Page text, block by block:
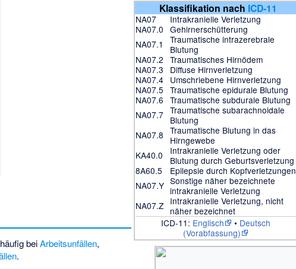
Klassifikation nach ICD-11
NA07
Intrakranielle Verletzung
NA07.0 Gehirnerschütterung
NA07.1
Traumatische intrazerebrale
Blutung
NA07.2 Traumatisches Hirnödem
NA07.3
Diffuse Hirnverletzung
NA07.4
Umschriebene Hirnverletzung
NA07.5 Traumatische epidurale Blutung
NA07.6 Traumatische subdurale Blutung
NA07.7 Traumatische subarachnoidale
Blutung
NA07.8 Traumatische Blutung in das
Hirngewebe
KA40.0
Intrakranielle Verletzung oder
Blutung durch Geburtsverletzung
8A60.5
Epilepsie durch Kopfverletzungen
NA07.Y Sonstige näher bezeichnete
intrakranielle Verletzung
NA07.Z
Intrakranielle Verletzung, nicht
näher bezeichnet
ICD-11: Englisch • Deutsch
(Vorabfassung)
beiArbeitsunfällen,
.